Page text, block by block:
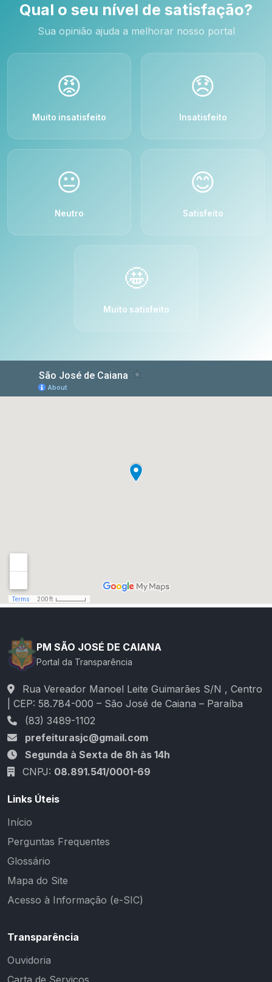
Qual o seu nível de satisfação?
Sua opinião ajuda a melhorar nosso portal
😡
Muito insatisfeito
😞
Insatisfeito
😐
Neutro
😊
Satisfeito
🤩
Muito satisfeito
PM SÃO JOSÉ DE CAIANA
Portal da Transparência
Rua Vereador Manoel Leite Guimarães S/N , Centro
| CEP: 58.784-000 – São José de Caiana – Paraíba
(83) 3489-1102
prefeiturasjc@gmail.com
Segunda à Sexta de 8h às 14h
CNPJ: 08.891.541/0001-69
Links Úteis
Início
Perguntas Frequentes
Glossário
Mapa do Site
Acesso à Informação (e-SIC)
Transparência
Ouvidoria